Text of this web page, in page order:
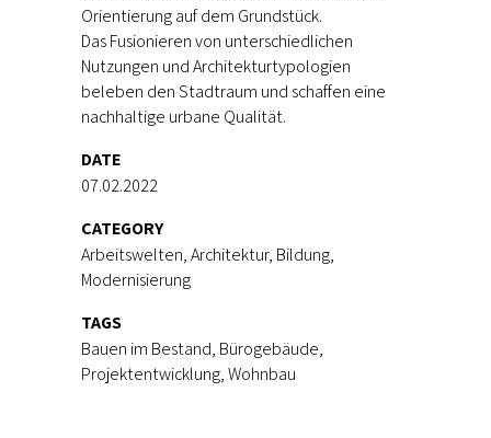
Orientierung auf dem Grundstück.
Das Fusionieren von unterschiedlichen
Nutzungen und Architekturtypologien
beleben den Stadtraum und schaffen eine
nachhaltige urbane Qualität.
DATE
07.02.2022
CATEGORY
Arbeitswelten, Architektur, Bildung,
Modernisierung
TAGS
Bauen im Bestand, Bürogebäude,
Projektentwicklung, Wohnbau